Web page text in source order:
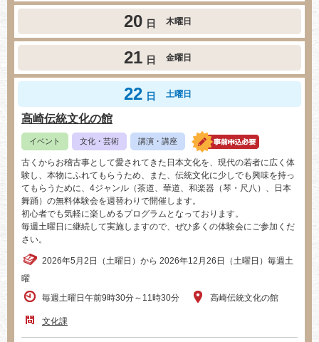
20 日 木曜日
21 日 金曜日
22 日 土曜日
高崎伝統文化の館
イベント 文化・芸術 講演・講座
古くからお稽古事として愛されてきた日本文化を、現代の若者に広く体
験し、本物にふれてもらうため、また、伝統文化に少しでも興味を持っ
てもらうために、4ジャンル（茶道、華道、和楽器（琴・尺八）、日本
舞踊）の無料体験会を週替わりで開催します。
初心者でも気軽に楽しめるプログラムとなっております。
毎週土曜日に継続して実施しますので、ぜひ多くの体験会にご参加くだ
さい。
2026年5月2日（土曜日）から 2026年12月26日（土曜日）毎週土
曜
毎週土曜日午前9時30分～11時30分
高崎伝統文化の館
文化課